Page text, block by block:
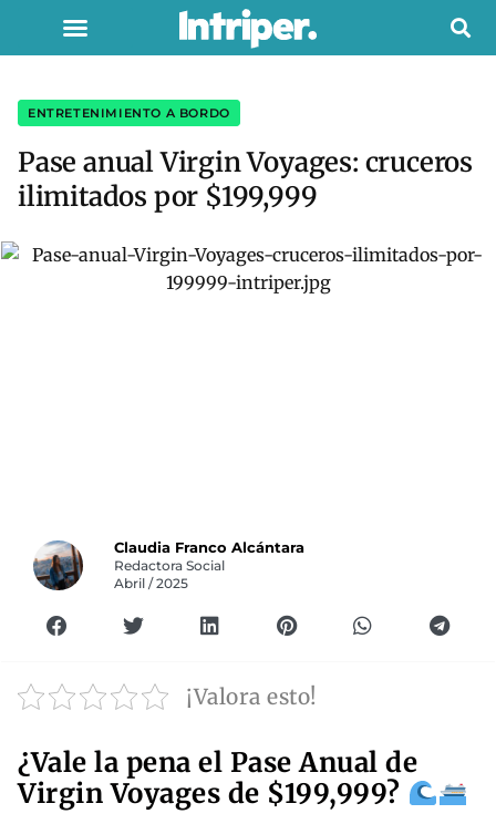
ENTRETENIMIENTO A BORDO
Pase anual Virgin Voyages: cruceros
ilimitados por $199,999
Claudia Franco Alcántara
Redactora Social
Abril / 2025
¡Valora esto!
¿Vale la pena el Pase Anual de
Virgin Voyages de $199,999?